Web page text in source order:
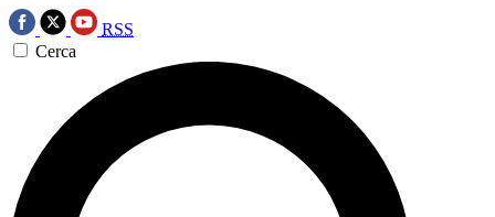
RSS
Cerca